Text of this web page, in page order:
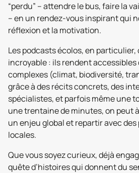
“perdu” – attendre le bus, faire la
– en un rendez-vous inspirant qui
réflexion et la motivation.
Les podcasts écolos, en
incroyable : ils rendent
complexes (climat, biodiversité,
grâce à des récits concrets, des
spécialistes, et parfois même une
une trentaine de minutes, on peut
un enjeu global et repartir avec des
locales.
Que vous soyez curieux, déjà
quête d’histoires qui donnent du